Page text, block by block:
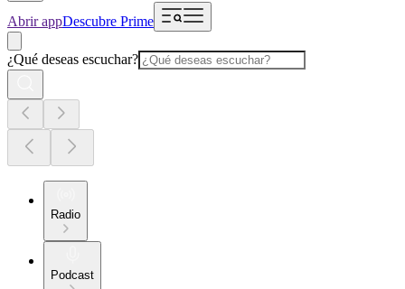
Abrir appDescubre Prime
¿Qué deseas escuchar?
Radio
Podcast